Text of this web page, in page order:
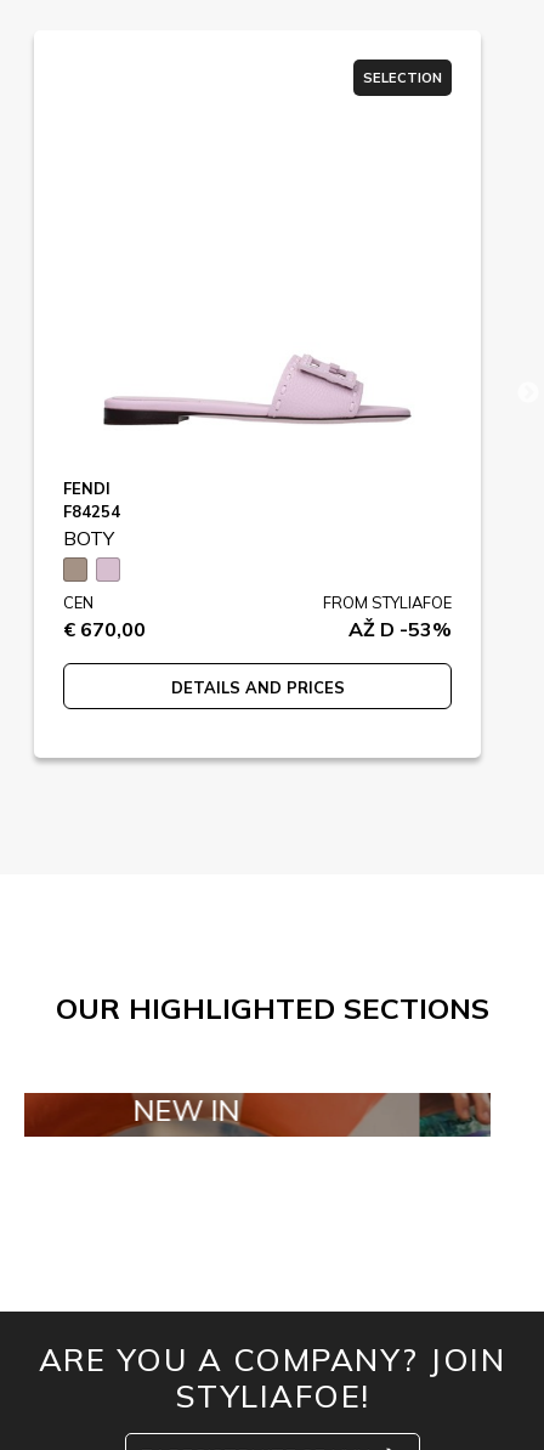
SELECTION
FENDI
F84254
BOTY
CEN
€ 670,00
FROM STYLIAFOE
AŽ D -53%
DETAILS AND PRICES
OUR HIGHLIGHTED SECTIONS
NEW IN TAILOR
ARE YOU A COMPANY? JOIN
STYLIAFOE!